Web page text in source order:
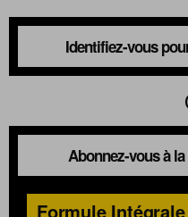
Identifiez-vous
Abonnez-vous à
Formule